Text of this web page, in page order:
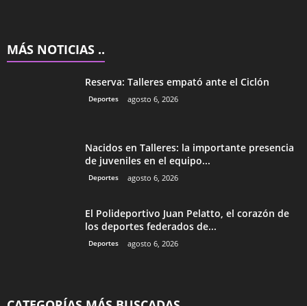
MÁS NOTICIAS ..
Reserva: Talleres empató ante el Ciclón
Deportes agosto 6, 2026
Nacidos en Talleres: la importante presencia
de juveniles en el equipo...
Deportes agosto 6, 2026
El Polideportivo Juan Pelatto, el corazón de
los deportes federados de...
Deportes agosto 6, 2026